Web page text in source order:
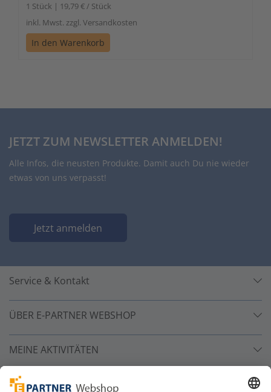
1 Stück | 19,79 € / Stück
inkl. Mwst. zzgl. Versandkosten
In den Warenkorb
JETZT ZUM NEWSLETTER ANMELDEN!
Alle Infos, die neusten Produkte. Damit auch Du nie wieder
etwas von uns verpasst!
Jetzt anmelden
Service & Kontakt
ÜBER E-PARTNER WEBSHOP
MEINE AKTIVITÄTEN
Unsere Zahlarten